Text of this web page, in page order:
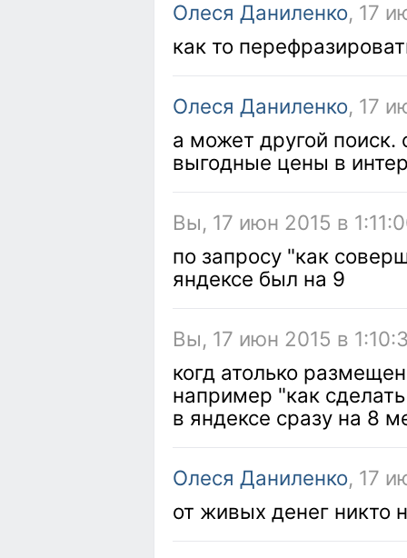
Олеся Даниленко, 17
как то
Олеся Даниленко, 17
а может другой
выгодные цены в
Вы, 17 июн 2015 в
по запросу "как
яндексе был на 9
Вы, 17 июн 2015 в
когд атолько
например "как
в яндексе сразу на 8
Олеся Даниленко, 17
от живых денег никто